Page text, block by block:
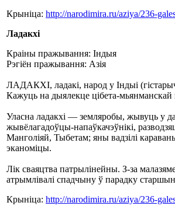
Крыніца: http://narodimira.ru/aziya/236-
Ладакхі
Краіны пражывання: Індыя
Рэгіён пражывання: Азія
ЛАДАКХІ, ладакі, народ у Індыі
Кажуць на дыялекце цібета-
Уласна ладакхі — земляробы, жывуць у
жывёлагадоўцы-напаўкачэўнікі,
Манголіяй, Тыбетам; яны вадзілі
эканоміцы.
Лік сваяцтва патрылінейны. З-за
атрымлівалі спадчыну ў парадку
Крыніца: http://narodimira.ru/aziya/236-